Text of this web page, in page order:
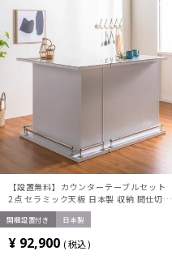
【設置無料】カウンターテーブルセット
2点 セラミック天板 日本製 収納 間仕切り
L字カウンター おしゃれ シンプルモダン
(幅100cm バーカウンター×1 幅120cm
開梱設置付き 日本製
¥ 92,900 税込